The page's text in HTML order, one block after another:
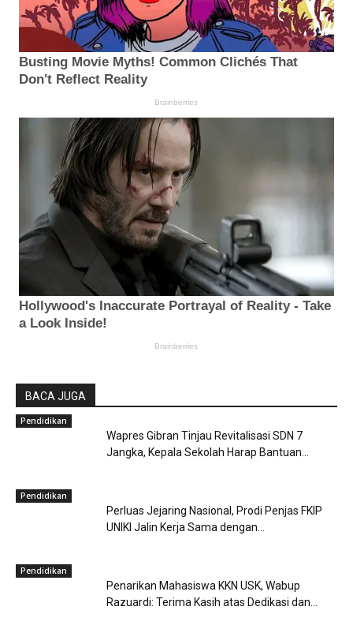
BACA JUGA
Pendidikan
Wapres Gibran Tinjau Revitalisasi SDN 7
Jangka, Kepala Sekolah Harap Bantuan...
Pendidikan
Perluas Jejaring Nasional, Prodi Penjas FKIP
UNIKI Jalin Kerja Sama dengan...
Pendidikan
Penarikan Mahasiswa KKN USK, Wabup
Razuardi: Terima Kasih atas Dedikasi dan...